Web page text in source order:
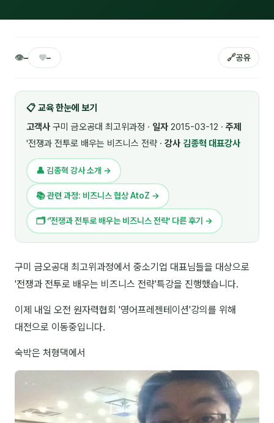
🏭 산업 특화 5
🎬 영상 · 콘텐츠
🚀 창업 · 커리어
🗣️ 외국어 강의
👥 리더십 · 조직
📚 인문학 · 교양
🤲 협력강사 과정
온라인강의 NEW
📈 B2B 마케팅
🤖 AI 실무
🧭 기획·전략
👁– ♥– 🔗공유
📋 교육 한눈에 보기
고객사 구미 금오공대 최고위과정 · 일자 2015-03-12 · 주제
'전쟁과 전투로 배우는 비즈니스 전략 · 강사 김종혁 대표강사
👤 김종혁 강사 소개 →
📚 관련 과정: 비즈니스 협상 AtoZ →
🗂 ‘'전쟁과 전투로 배우는 비즈니스 전략’ 다른 후기 →
구미 금오공대 최고위과정에서 중소기업 대표님들을 대상으로
'전쟁과 전투로 배우는 비즈니스 전략'특강을 진행했습니다.
이제 내일 오전 원자력협회 '영어프레젠테이션'강의를 위해
대전으로 이동중입니다.
숙박은 처형댁에서